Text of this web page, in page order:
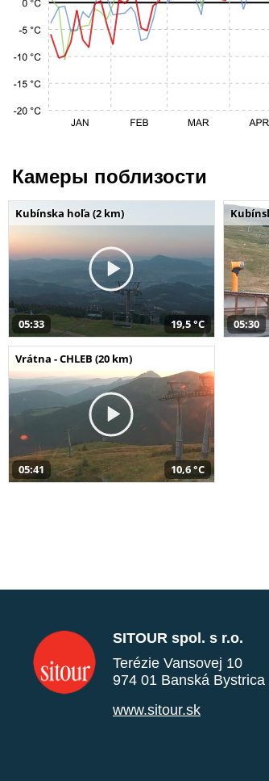
Камеры поблизости
Kubínska hoľa (2 km)
05:33 19,5 °C 05:30
Vrátna - CHLEB (20 km)
05:41 10,6 °C
SITOUR spol. s r.o.
Terézie Vansovej 10
974 01 Banská Bystrica
www.sitour.sk